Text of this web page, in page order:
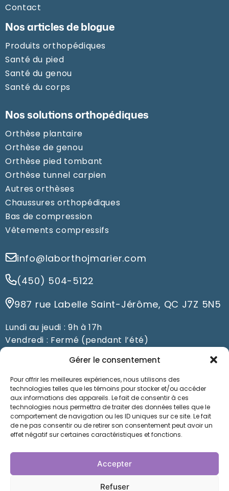
Gérer le consentement
Pour offrir les meilleures expériences, nous utilisons des
technologies telles que les témoins pour stocker et/ou accéder
aux informations des appareils. Le fait de consentir à ces
technologies nous permettra de traiter des données telles que le
comportement de navigation ou les ID uniques sur ce site. Le fait
de ne pas consentir ou de retirer son consentement peut avoir un
effet négatif sur certaines caractéristiques et fonctions.
Accepter
Refuser
Contact
Nos articles de blogue
Produits orthopédiques
Santé du pied
Santé du genou
Santé du corps
Nos solutions orthopédiques
Orthèse plantaire
Orthèse de genou
Orthèse pied tombant
Orthèse tunnel carpien
Autres orthèses
Chaussures orthopédiques
Bas de compression
Vêtements compressifs
info@laborthojmarier.com
(450) 504-5122
987 rue Labelle Saint-Jérôme, QC J7Z 5N5
Lundi au jeudi : 9h à 17h
Vendredi : Fermé (pendant l’été)
Prendre un rendez-vous
Nos orthésistes à Saint-Jérôme prennent soin de
Orthopédique Jérôme Marier. Faites-nous
confiance pour la conception d’orthèses sur
mesure: vous ne serez pas déçus !